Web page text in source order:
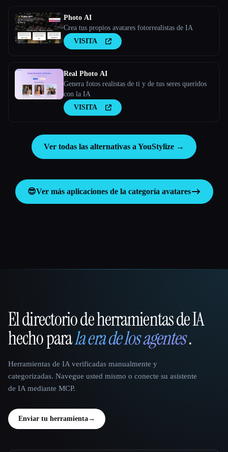
Photo AI
Crea tus propios avatares fotorrealistas de IA
VISITA
Real Photo AI
Genera fotos realistas de ti y de tus seres queridos
con la IA
VISITA
Ver todas las alternativas a YouStylize →
😎Ver más aplicaciones de la categoría avatares
That AI Collection
El directorio de herramientas de IA
hecho parala era de los agentes.
Herramientas de IA verificadas manualmente y
categorizadas. Navegue usted mismo o conecte su asistente
de IA mediante MCP.
Enviar tu herramienta→